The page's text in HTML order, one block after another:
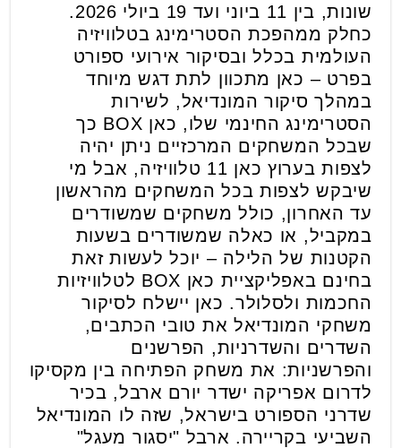
שונות, בין 11 ביוני ועד 19 ביולי 2026.
כחלק ממהפכת הסטרימינג בטלוויזיה
העולמית בכלל ובסיקור אירועי ספורט
בפרט – כאן מתכוון לתת דגש מיוחד
במהלך סיקור המונדיאל, לשירות
הסטרימינג החינמי שלו, כאן BOX כך
שבכל המשחקים המרכזיים ניתן יהיה
לצפות בערוץ כאן 11 טלוויזיה, אבל מי
שיבקש לצפות בכל המשחקים מהראשון
עד האחרון, כולל משחקים שמשודרים
במקביל, או כאלה שמשודרים בשעות
הקטנות של הלילה – יוכל לעשות זאת
בחינם באפליקציית כאן BOX לטלוויזיות
החכמות ולסלולר. כאן יישלח לסיקור
משחקי המונדיאל את טובי הכתבים,
השדרים והשדרניות, הפרשנים
והפרשניות: את משחק הפתיחה בין מקסיקו
לדרום אפריקה ישדר יורם ארבל, בכיר
שדרני הספורט בישראל, שזה לו המונדיאל
השביעי בקריירה. ארבל "יסגור מעגל"